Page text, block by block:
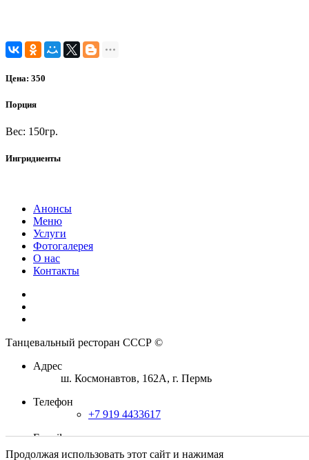
Цена: 350
Порция
Вес: 150гр.
Ингридиенты
Анонсы
Меню
Услуги
Фотогалерея
О нас
Контакты
Танцевальный ресторан СССР ©
Адрес
ш. Космонавтов, 162А, г. Пермь
Телефон
+7 919 4433617
E-mail
sssr-perm@mail.ru
Продолжая использовать этот сайт и нажимая